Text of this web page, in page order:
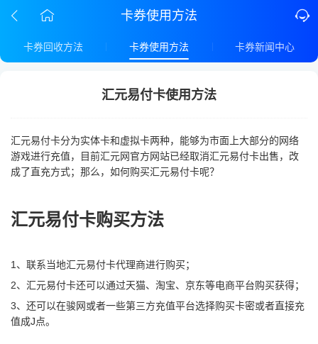
卡券使用方法
卡券回收方法 卡券使用方法 卡券新闻中心
汇元易付卡使用方法
汇元易付卡分为实体卡和虚拟卡两种，能够为市面上大部分的网络
游戏进行充值，目前汇元网官方网站已经取消汇元易付卡出售，改
成了直充方式；那么，如何购买汇元易付卡呢？
汇元易付卡购买方法
1、联系当地汇元易付卡代理商进行购买；
2、汇元易付卡还可以通过天猫、淘宝、京东等电商平台购买获得；
3、还可以在骏网或者一些第三方充值平台选择购买卡密或者直接充
值成J点。